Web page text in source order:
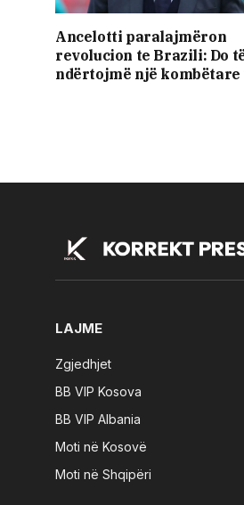
Ancelotti paralajmëron
revolucion te Brazili: Do
ndërtojmë një kombëtare
LAJME
Zgjedhjet
BB VIP Kosova
BB VIP Albania
Moti në Kosovë
Moti në Shqipëri